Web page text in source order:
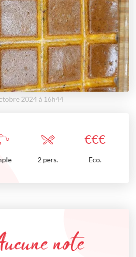
2024 à 16h44
€€€
2 pers. Eco.
note